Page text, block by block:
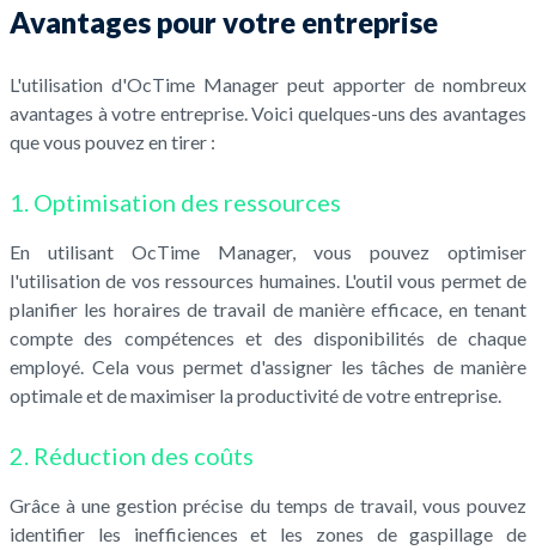
Avantages pour votre entreprise
L'utilisation d'OcTime Manager peut apporter de nombreux
avantages à votre entreprise. Voici quelques-uns des avantages
que vous pouvez en tirer :
1. Optimisation des ressources
En utilisant OcTime Manager, vous pouvez optimiser
l'utilisation de vos ressources humaines. L'outil vous permet de
planifier les horaires de travail de manière efficace, en tenant
compte des compétences et des disponibilités de chaque
employé. Cela vous permet d'assigner les tâches de manière
optimale et de maximiser la productivité de votre entreprise.
2. Réduction des coûts
Grâce à une gestion précise du temps de travail, vous pouvez
identifier les inefficiences et les zones de gaspillage de